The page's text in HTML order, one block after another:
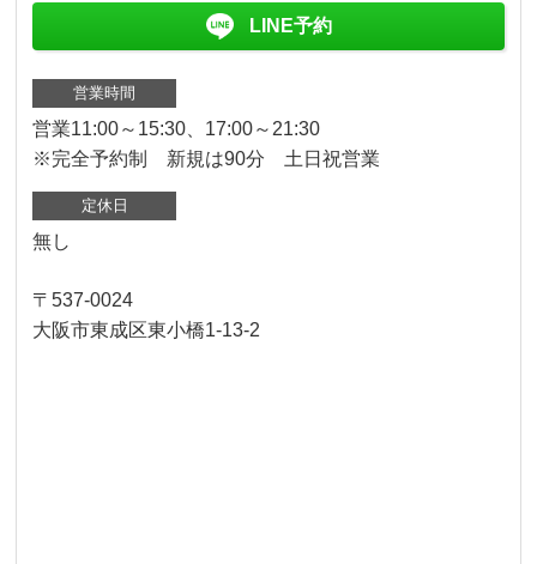
LINE予約
営業時間
営業11:00～15:30、17:00～21:30
※完全予約制 新規は90分 土日祝営業
定休日
無し
〒537-0024
大阪市東成区東小橋1-13-2